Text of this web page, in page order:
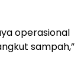
operasional
sampah,”